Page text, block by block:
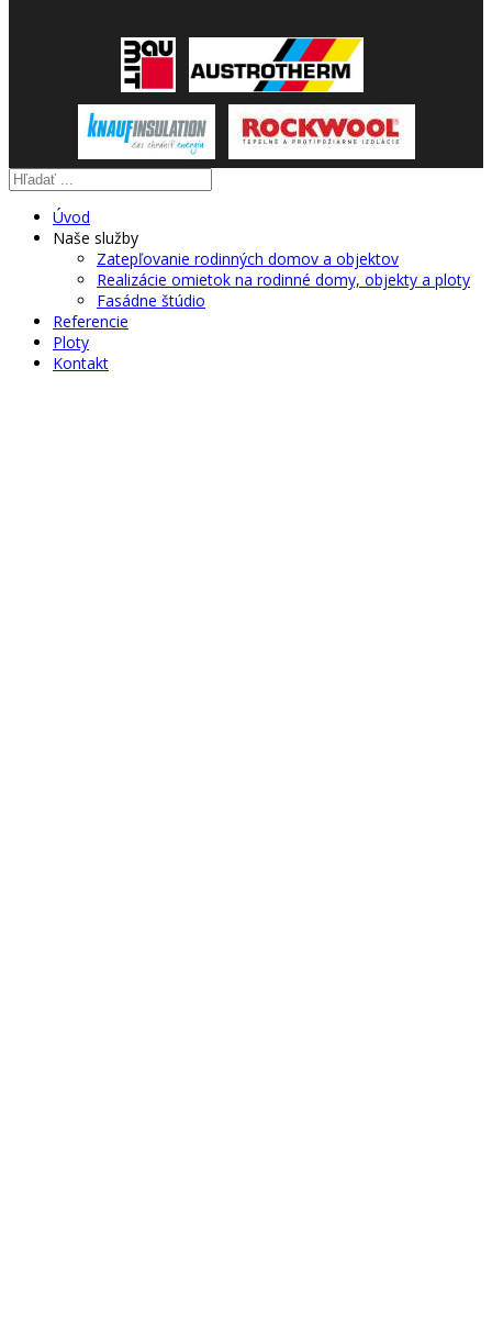
Úvod
Naše služby
Zatepľovanie rodinných domov a objektov
Realizácie omietok na rodinné domy, objekty a ploty
Fasádne štúdio
Referencie
Ploty
Kontakt